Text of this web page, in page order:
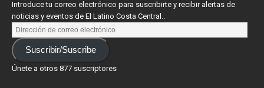
Introduce tu correo electrónico para suscribirte y recibir alertas de
noticias y eventos de El Latino Costa Central..
Suscribir/Suscribe
Únete a otros 877 suscriptores